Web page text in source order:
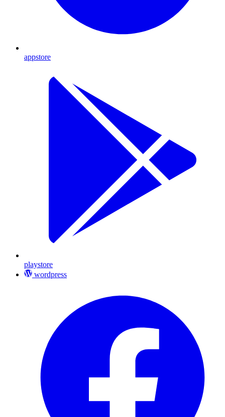
appstore
playstore
wordpress